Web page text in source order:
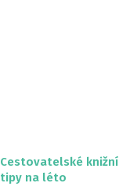
Cestovatelské knižní
tipy na léto